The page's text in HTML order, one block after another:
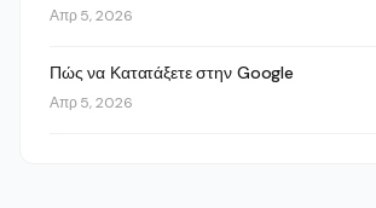
Απρ 5, 2026
Πώς να Κατατάξετε στην Google
Απρ 5, 2026